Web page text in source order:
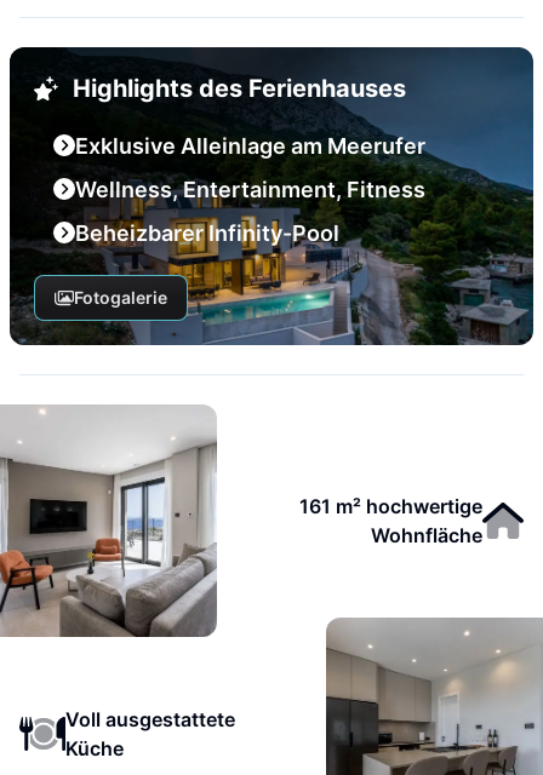
Highlights des Ferienhauses
Exklusive Alleinlage am Meerufer
Wellness, Entertainment, Fitness
Beheizbarer Infinity-Pool
Fotogalerie
161 m² hochwertige
Wohnfläche
Voll ausgestattete
Küche